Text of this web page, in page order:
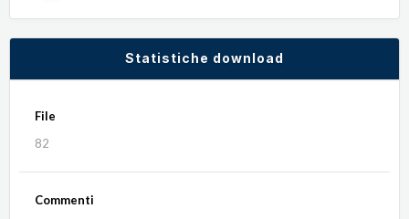
Statistiche download
File
82
Commenti